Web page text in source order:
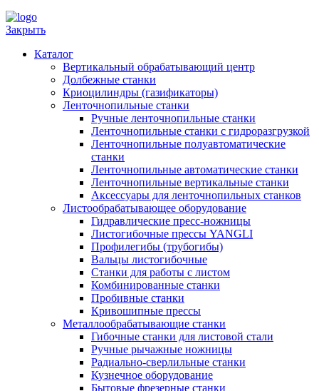
Закрыть
Каталог
Вертикальный обрабатывающий центр
Долбежные станки
Криоцилиндры (газификаторы)
Ленточнопильные станки
Ручные ленточнопильные станки
Ленточнопильные станки с гидроразгрузкой
Ленточнопильные полуавтоматические
станки
Ленточнопильные автоматические станки
Ленточнопильные вертикальные станки
Аксессуары для ленточнопильных станков
Листообрабатывающее оборудование
Гидравлические пресс-ножницы
Листогибочные прессы YANGLI
Профилегибы (трубогибы)
Вальцы листогибочные
Станки для работы с листом
Комбинированные станки
Пробивные станки
Кривошипные прессы
Металлообрабатывающие станки
Гибочные станки для листовой стали
Ручные рычажные ножницы
Радиально-сверлильные станки
Кузнечное оборудование
Бытовые фрезерные станки